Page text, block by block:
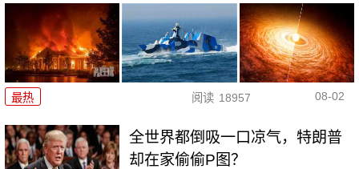
最热 阅读 18957 08-02
全世界都倒吸一口凉气，特朗普
却在家偷偷P图？